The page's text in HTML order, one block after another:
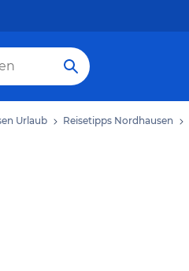
Urlaub Reisetipps Nordhausen